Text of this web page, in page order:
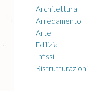
Architettura
Arredamento
Arte
Edilizia
Infissi
Ristrutturazioni